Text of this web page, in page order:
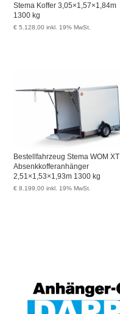
Stema Koffer 3,05×1,57×1,84m
1300 kg
€ 5.128,00 inkl. 19% MwSt.
Bestellfahrzeug Stema WOM XT
Absenkkofferanhänger
2,51×1,53×1,93m 1300 kg
€ 8.199,00 inkl. 19% MwSt.